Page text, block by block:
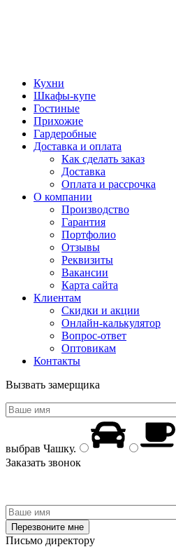
Кухни
Шкафы-купе
Гостиные
Прихожие
Гардеробные
Доставка и оплата
Как сделать заказ
Доставка
Оплата и рассрочка
О компании
Производство
Гарантия
Портфолио
Отзывы
Реквизиты
Вакансии
Карта сайта
Клиентам
Скидки и акции
Онлайн-калькулятор
Вопрос-ответ
Оптовикам
Контакты
Вызвать замерщика
выбрав Чашку.
Заказать звонок
Письмо директору